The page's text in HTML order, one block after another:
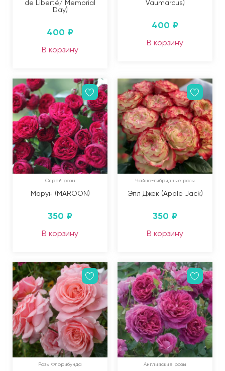
de Liberté/ Memorial
Day)
400 ₽
В корзину
Vaumarcus)
400 ₽
В корзину
Спрей розы
Марун (MAROON)
350 ₽
В корзину
Чайно-гибридные розы
Эпл Джек (Apple Jack)
350 ₽
В корзину
Розы Флорибунда Английские розы